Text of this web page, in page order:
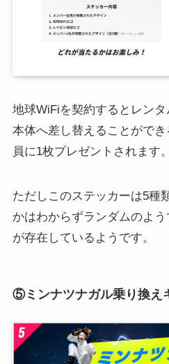
地球WiFiを契約するとレン
本体へ差し替えることがで
員に1枚プレゼントされます。
ただしこのステッカーは5種
かはわからずランダムのよ
が存在しているようです。
⑤ミンナツナガル乗り換え